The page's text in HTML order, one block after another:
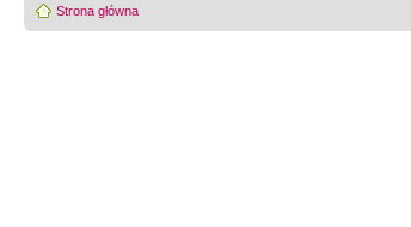
Strona główna